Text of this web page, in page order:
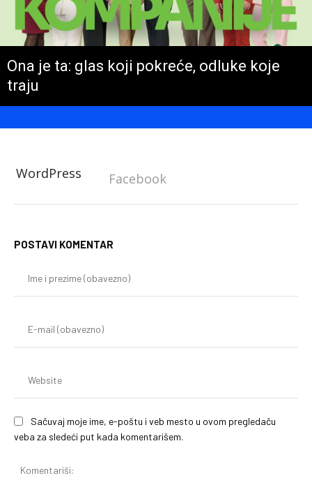
Ona je ta: glas koji pokreće, odluke koje
traju
WordPress Facebook
POSTAVI KOMENTAR
Sačuvaj moje ime, e-poštu i veb mesto u ovom pregledaču
veba za sledeći put kada komentarišem.